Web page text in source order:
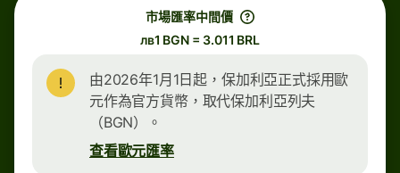
市場匯率中間價
лв1 BGN = 3.011 BRL
由2026年1月1日起，保加利亞正式採用歐
元作為官方貨幣，取代保加利亞列夫
（BGN）。
查看歐元匯率